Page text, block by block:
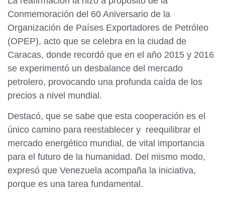
Conmemoración del 60 Aniversario de la
Organización de Países Exportadores de Petróleo
(OPEP), acto que se celebra en la ciudad de
Caracas, donde recordó que en el año 2015 y 2016
se experimentó un desbalance del mercado
petrolero, provocando una profunda caída de los
precios a nivel mundial.
Destacó, que se sabe que esta cooperación es el
único camino para reestablecer y reequilibrar el
mercado energético mundial, de vital importancia
para el futuro de la humanidad. Del mismo modo,
expresó que Venezuela acompaña la iniciativa,
porque es una tarea fundamental.